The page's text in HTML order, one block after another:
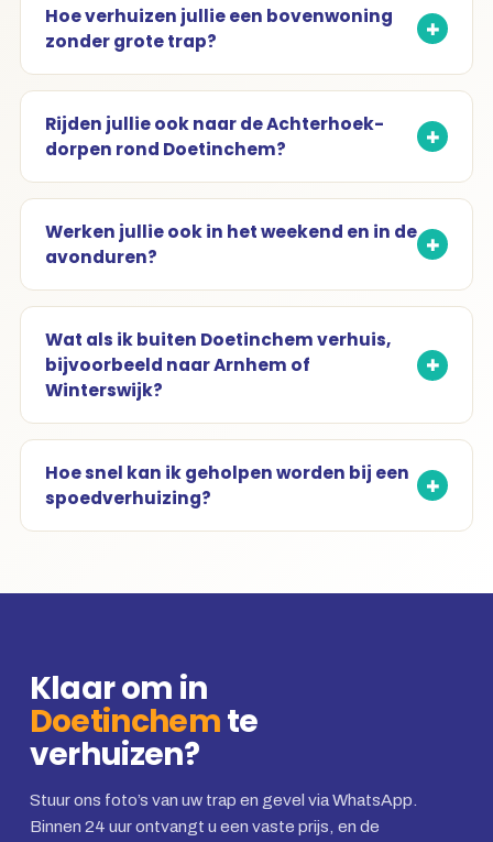
Hoe verhuizen jullie een bovenwoning
zonder grote trap?
Rijden jullie ook naar de Achterhoek-
dorpen rond Doetinchem?
Werken jullie ook in het weekend en in de
avonduren?
Wat als ik buiten Doetinchem verhuis,
bijvoorbeeld naar Arnhem of
Winterswijk?
Hoe snel kan ik geholpen worden bij een
spoedverhuizing?
Klaar om in
Doetinchemte
verhuizen?
Stuur ons foto’s van uw trap en gevel via WhatsApp.
Binnen 24 uur ontvangt u een vaste prijs, en de